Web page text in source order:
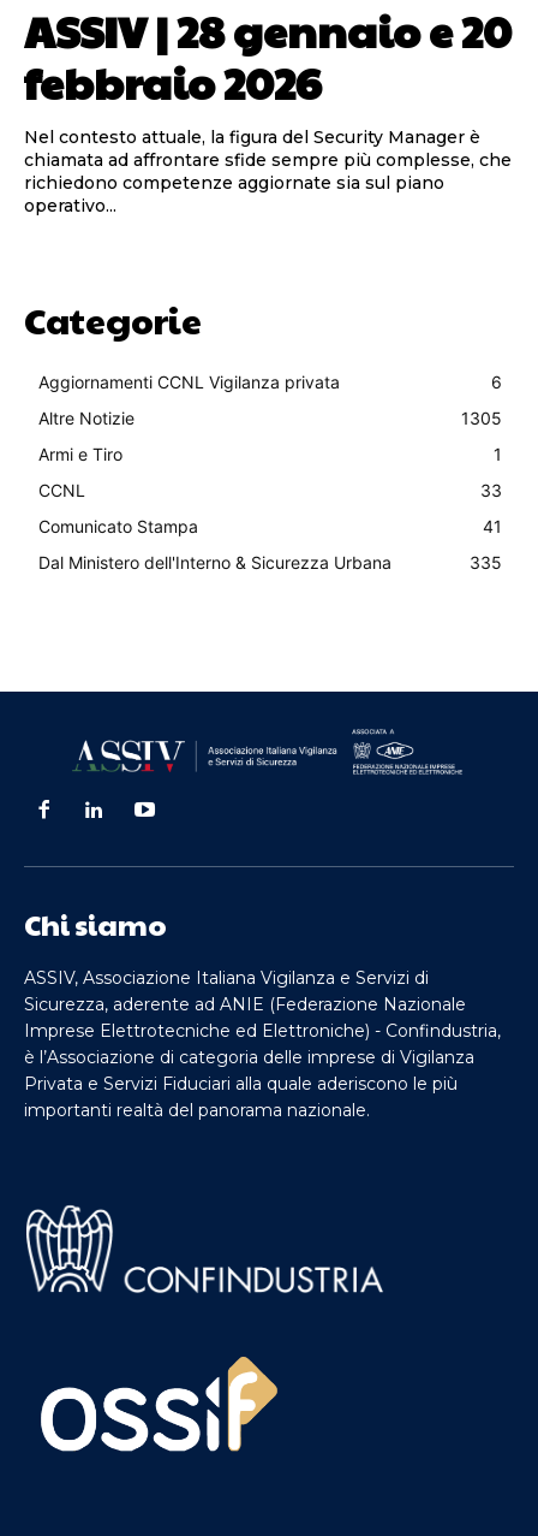
ASSIV | 28 gennaio e 20
febbraio 2026
Nel contesto attuale, la figura del Security Manager è
chiamata ad affrontare sfide sempre più complesse, che
richiedono competenze aggiornate sia sul piano
operativo...
Categorie
Aggiornamenti CCNL Vigilanza privata
6
Altre Notizie
1305
Armi e Tiro
1
CCNL
33
Comunicato Stampa
41
Dal Ministero dell'Interno & Sicurezza Urbana
335
Chi siamo
ASSIV, Associazione Italiana Vigilanza e Servizi di
Sicurezza, aderente ad ANIE (Federazione Nazionale
Imprese Elettrotecniche ed Elettroniche) - Confindustria,
è l’Associazione di categoria delle imprese di Vigilanza
Privata e Servizi Fiduciari alla quale aderiscono le più
importanti realtà del panorama nazionale.